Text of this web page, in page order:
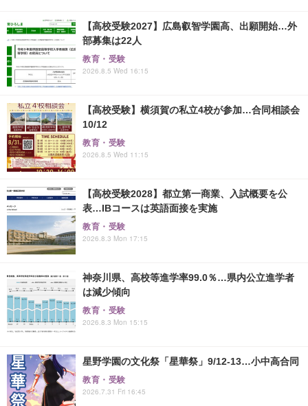
【高校受験2027】広島叡智学園高、出願開始…外
部募集は22人
教育・受験
2026.8.5 Wed 16:15
【高校受験】横須賀の私立4校が参加…合同相談会
10/12
教育・受験
2026.8.5 Wed 11:15
【高校受験2028】都立第一商業、入試概要を公
表…IBコースは英語面接を実施
教育・受験
2026.8.3 Mon 17:15
神奈川県、高校等進学率99.0％…県内公立進学者
は減少傾向
教育・受験
2026.8.3 Mon 15:15
星野学園の文化祭「星華祭」9/12-13…小中高合同
教育・受験
2026.7.31 Fri 16:45